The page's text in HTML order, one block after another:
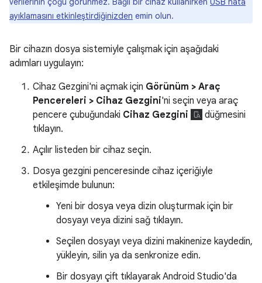
ayıklamasını etkinleştirdiğinizden emin olun.
Bir cihazın dosya sistemiyle çalışmak için aşağıdaki
adımları uygulayın:
Cihaz Gezgini'ni açmak için Görünüm > Araç
Pencereleri > Cihaz Gezgini'ni seçin veya araç
pencere çubuğundaki Cihaz Gezgini
düğmesini
tıklayın.
Açılır listeden bir cihaz seçin.
Dosya gezgini penceresinde cihaz içeriğiyle
etkileşimde bulunun:
Yeni bir dosya veya dizin oluşturmak için bir
dosyayı veya dizini sağ tıklayın.
Seçilen dosyayı veya dizini makinenize kaydedin,
yükleyin, silin ya da senkronize edin.
Bir dosyayı çift tıklayarak Android Studio'da